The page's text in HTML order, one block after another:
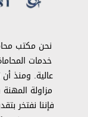
نحن مكتب
خدمات
عالية. ومنذ
مزاولة
فإننا نفتخر